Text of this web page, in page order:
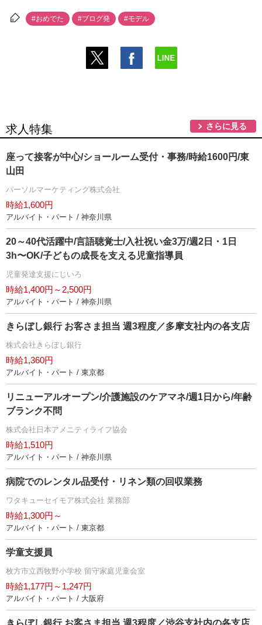
#おめでた #ブログ発 #モデル
求人特集 さらに見る
座って接客が中心/ショールーム受付・事務/時給1600円/東
山田
パーソルマーケティング株式会社
時給1,600円
アルバイト・パート / 神奈川県
20～40代活躍中/言語聴覚士/入社祝い金3万/週2日・1日
3h〜OK/子どもの成長を支える児童指導員
児童発達支援にじいろ
時給1,400円～2,500円
アルバイト・パート / 神奈川県
きらぼし銀行 お客さま担当 週3程度／多摩支社内の各支店
株式会社きらぼし銀行
時給1,360円
アルバイト・パート / 東京都
リニューアルオープン/介護施設のケアマネ/週1日から/年齢
ブランク不問
株式会社日本アメニティライフ協会
時給1,510円
アルバイト・パート / 神奈川県
病院でのレンタル品受付・リネン類の回収業務
ワタキューセイモア株式会社 業務部
時給1,300円～
アルバイト・パート / 東京都
学童支援員
枚方市立西牧野小学校 留守家庭児童会室
時給1,177円～1,247円
アルバイト・パート / 大阪府
きらぼし銀行 お客さま担当 週3程度／渋谷支社内の各支店